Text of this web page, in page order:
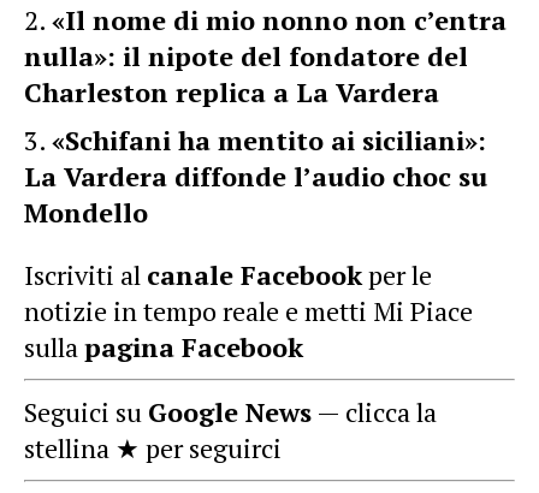
«Il nome di mio nonno non c’entra
nulla»: il nipote del fondatore del
Charleston replica a La Vardera
«Schifani ha mentito ai siciliani»:
La Vardera diffonde l’audio choc su
Mondello
Iscriviti al canale Facebookper le
notizie in tempo reale e metti Mi Piace
sullapagina Facebook
Seguici su Google News — clicca la
stellina ★ per seguirci